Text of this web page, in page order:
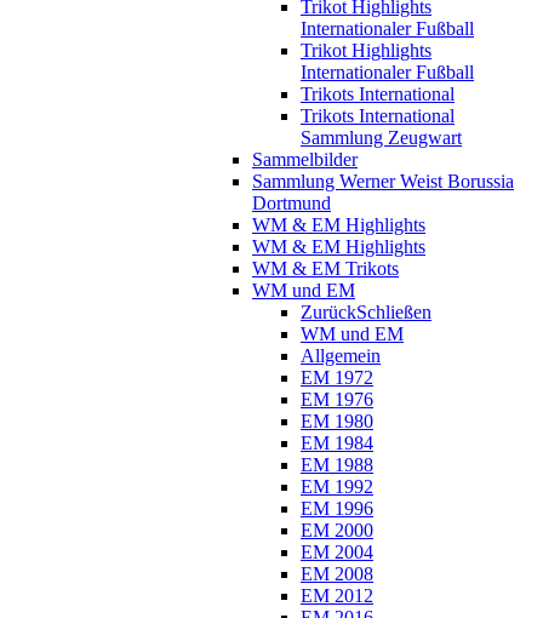
Trikot Highlights
Internationaler Fußball
Trikot Highlights
Internationaler Fußball
Trikots International
Trikots International
Sammlung Zeugwart
Sammelbilder
Sammlung Werner Weist Borussia
Dortmund
WM & EM Highlights
WM & EM Highlights
WM & EM Trikots
WM und EM
ZurückSchließen
WM und EM
Allgemein
EM 1972
EM 1976
EM 1980
EM 1984
EM 1988
EM 1992
EM 1996
EM 2000
EM 2004
EM 2008
EM 2012